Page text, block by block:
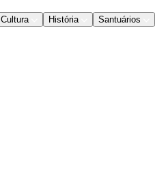
Cultura História
Santuários